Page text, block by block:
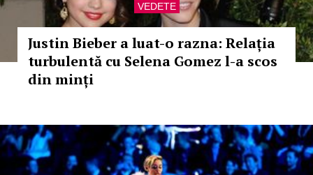
VEDETE
Justin Bieber a luat-o razna: Relația
turbulentă cu Selena Gomez l-a scos
din minți